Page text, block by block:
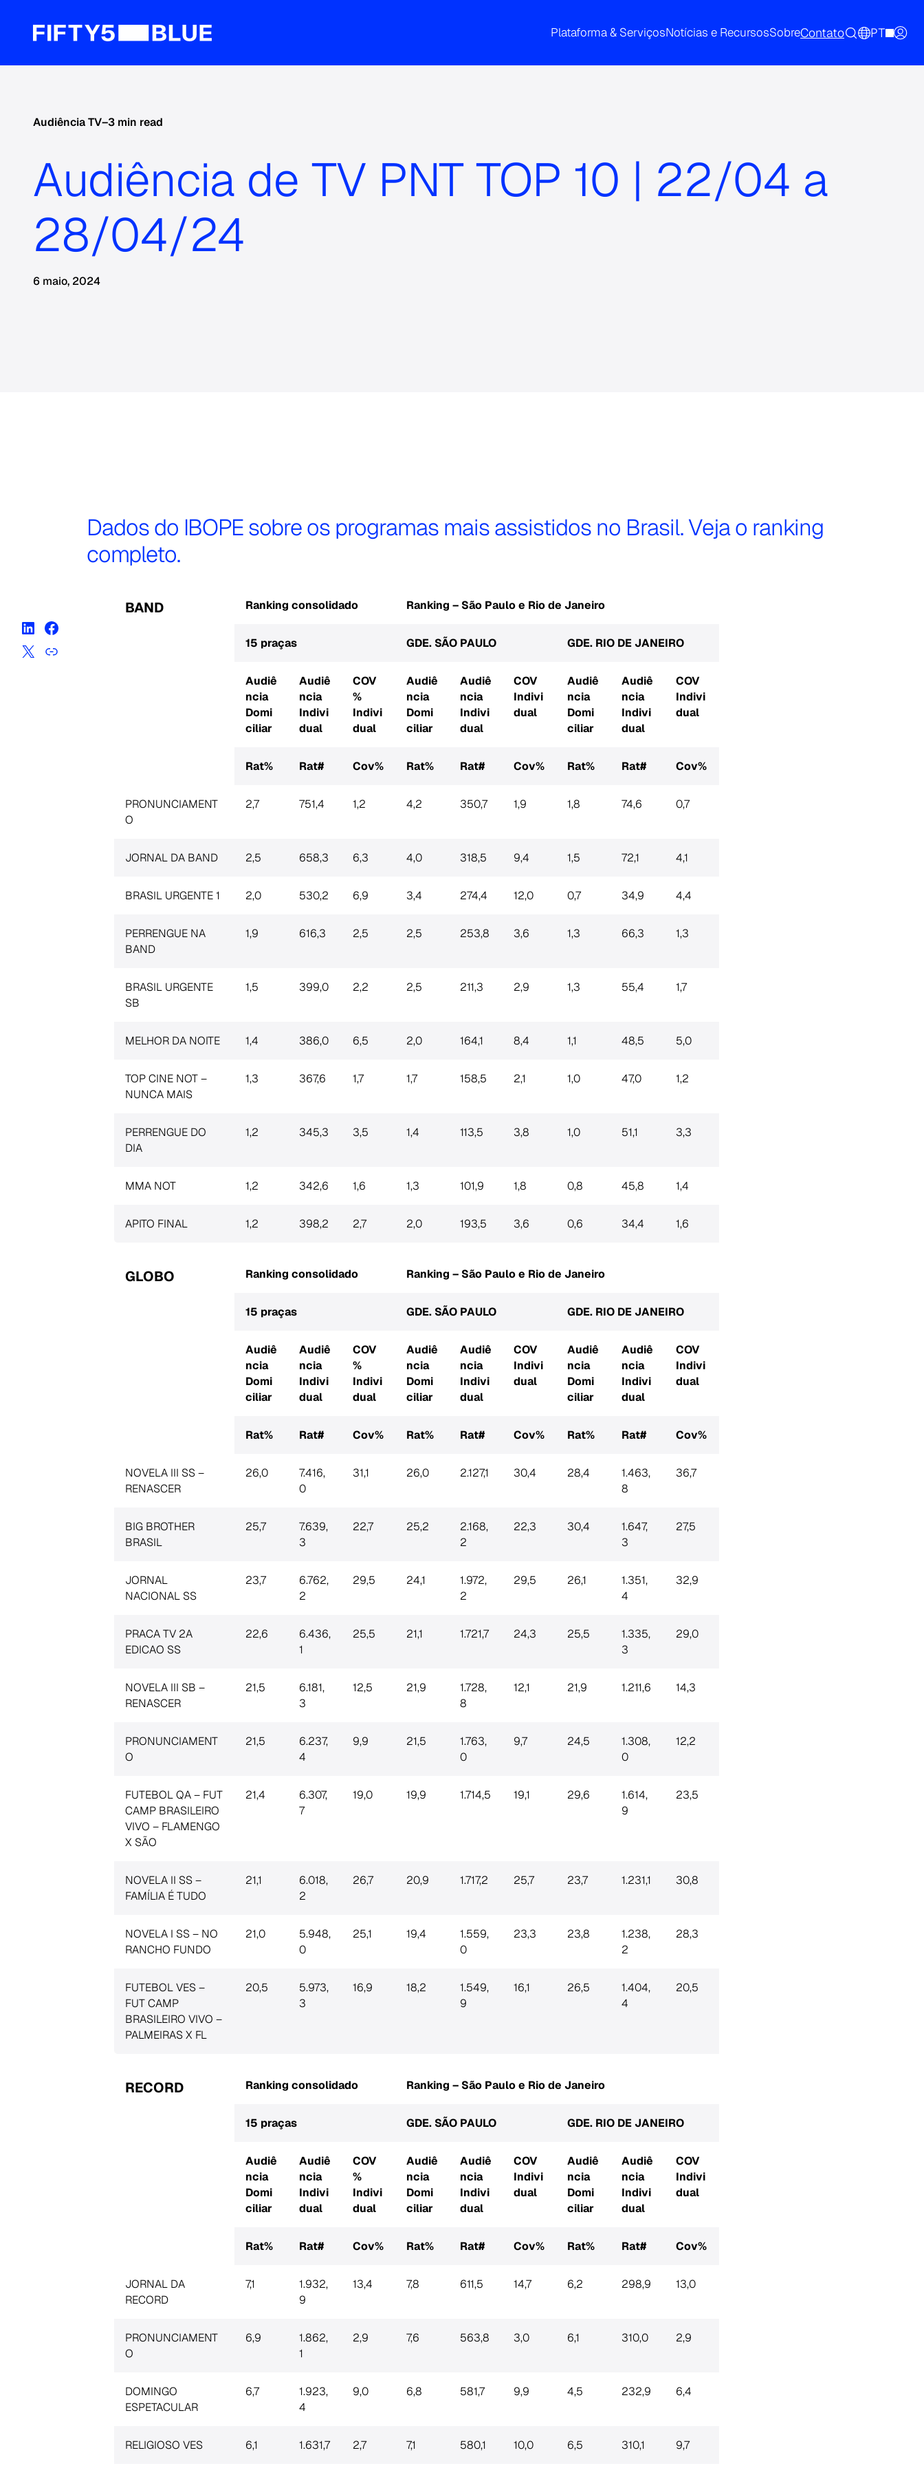
Plataforma & ServiçosNotícias e RecursosSobreContato PT
Audiência TV–3 min read
Audiência de TV PNT TOP 10 | 22/04 a
28/04/24
6 maio, 2024
Dados do IBOPE sobre os programas mais assistidos no Brasil. Veja o ranking
completo.
BAND Ranking consolidado Ranking – São Paulo e Rio de Janeiro
15 praças GDE. SÃO PAULO GDE. RIO DE JANEIRO
Audiê
ncia
Domi
ciliar
Audiê
ncia
Indivi
dual
COV
%
Indivi
dual
Audiê
ncia
Domi
ciliar
Audiê
ncia
Indivi
dual
COV
Indivi
dual
Audiê
ncia
Domi
ciliar
Audiê
ncia
Indivi
dual
COV
Indivi
dual
Rat% Rat# Cov% Rat% Rat# Cov% Rat% Rat# Cov%
PRONUNCIAMENT
O
2,7 751,4 1,2 4,2 350,7 1,9 1,8 74,6 0,7
JORNAL DA BAND 2,5 658,3 6,3 4,0 318,5 9,4 1,5 72,1 4,1
BRASIL URGENTE 1 2,0 530,2 6,9 3,4 274,4 12,0 0,7 34,9 4,4
PERRENGUE NA
BAND
1,9 616,3 2,5 2,5 253,8 3,6 1,3 66,3 1,3
BRASIL URGENTE
SB
1,5 399,0 2,2 2,5 211,3 2,9 1,3 55,4 1,7
MELHOR DA NOITE 1,4 386,0 6,5 2,0 164,1 8,4 1,1 48,5 5,0
TOP CINE NOT –
NUNCA MAIS
1,3 367,6 1,7 1,7 158,5 2,1 1,0 47,0 1,2
PERRENGUE DO
DIA
1,2 345,3 3,5 1,4 113,5 3,8 1,0 51,1 3,3
MMA NOT 1,2 342,6 1,6 1,3 101,9 1,8 0,8 45,8 1,4
APITO FINAL 1,2 398,2 2,7 2,0 193,5 3,6 0,6 34,4 1,6
GLOBO Ranking consolidado Ranking – São Paulo e Rio de Janeiro
15 praças GDE. SÃO PAULO GDE. RIO DE JANEIRO
Audiê
ncia
Domi
ciliar
Audiê
ncia
Indivi
dual
COV
%
Indivi
dual
Audiê
ncia
Domi
ciliar
Audiê
ncia
Indivi
dual
COV
Indivi
dual
Audiê
ncia
Domi
ciliar
Audiê
ncia
Indivi
dual
COV
Indivi
dual
Rat% Rat# Cov% Rat% Rat# Cov% Rat% Rat# Cov%
NOVELA III SS –
RENASCER
26,0
7.416,
0
31,1 26,0 2.127,1 30,4 28,4
1.463,
8
36,7
BIG BROTHER
BRASIL
25,7
7.639,
3
22,7 25,2
2.168,
2
22,3 30,4
1.647,
3
27,5
JORNAL
NACIONAL SS
23,7
6.762,
2
29,5 24,1
1.972,
2
29,5 26,1
1.351,
4
32,9
PRACA TV 2A
EDICAO SS
22,6
6.436,
1
25,5 21,1 1.721,7 24,3 25,5
1.335,
3
29,0
NOVELA III SB –
RENASCER
21,5
6.181,
3
12,5 21,9
1.728,
8
12,1 21,9 1.211,6 14,3
PRONUNCIAMENT
O
21,5
6.237,
4
9,9 21,5
1.763,
0
9,7 24,5
1.308,
0
12,2
FUTEBOL QA – FUT
CAMP BRASILEIRO
VIVO – FLAMENGO
X SÃO
21,4
6.307,
7
19,0 19,9 1.714,5 19,1 29,6
1.614,
9
23,5
NOVELA II SS –
FAMÍLIA É TUDO
21,1
6.018,
2
26,7 20,9 1.717,2 25,7 23,7 1.231,1 30,8
NOVELA I SS – NO
RANCHO FUNDO
21,0
5.948,
0
25,1 19,4
1.559,
0
23,3 23,8
1.238,
2
28,3
FUTEBOL VES –
FUT CAMP
BRASILEIRO VIVO –
PALMEIRAS X FL
20,5
5.973,
3
16,9 18,2
1.549,
9
16,1 26,5
1.404,
4
20,5
RECORD Ranking consolidado Ranking – São Paulo e Rio de Janeiro
15 praças GDE. SÃO PAULO GDE. RIO DE JANEIRO
Audiê
ncia
Domi
ciliar
Audiê
ncia
Indivi
dual
COV
%
Indivi
dual
Audiê
ncia
Domi
ciliar
Audiê
ncia
Indivi
dual
COV
Indivi
dual
Audiê
ncia
Domi
ciliar
Audiê
ncia
Indivi
dual
COV
Indivi
dual
Rat% Rat# Cov% Rat% Rat# Cov% Rat% Rat# Cov%
JORNAL DA
RECORD
7,1
1.932,
9
13,4 7,8 611,5 14,7 6,2 298,9 13,0
PRONUNCIAMENT
O
6,9
1.862,
1
2,9 7,6 563,8 3,0 6,1 310,0 2,9
DOMINGO
ESPETACULAR
6,7
1.923,
4
9,0 6,8 581,7 9,9 4,5 232,9 6,4
RELIGIOSO VES 6,1 1.631,7 2,7 7,1 580,1 10,0 6,5 310,1 9,7
for: